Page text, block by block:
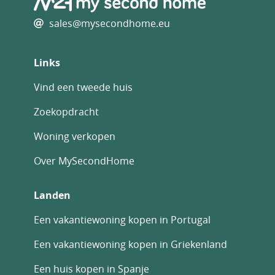
sales@mysecondhome.eu
Links
Vind een tweede huis
Zoekopdracht
Woning verkopen
Over MySecondHome
Landen
Een vakantiewoning kopen in Portugal
Een vakantiewoning kopen in Griekenland
Een huis kopen in Spanje